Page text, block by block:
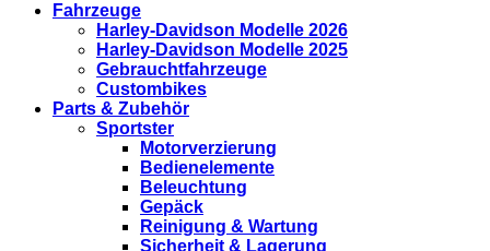
Fahrzeuge
Harley-Davidson Modelle 2026
Harley-Davidson Modelle 2025
Gebrauchtfahrzeuge
Custombikes
Parts & Zubehör
Sportster
Motorverzierung
Bedienelemente
Beleuchtung
Gepäck
Reinigung & Wartung
Sicherheit & Lagerung